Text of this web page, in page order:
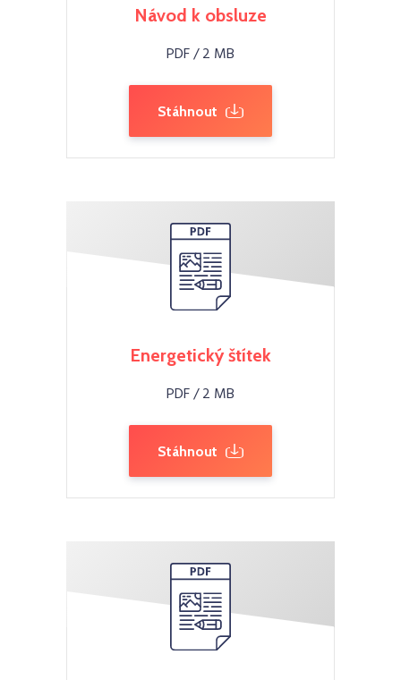
Návod k obsluze
PDF / 2 MB
Stáhnout
Energetický štítek
PDF / 2 MB
Stáhnout